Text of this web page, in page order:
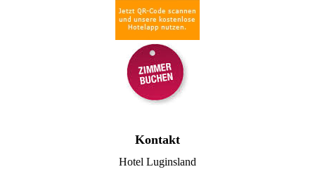
Kontakt
Hotel Luginsland